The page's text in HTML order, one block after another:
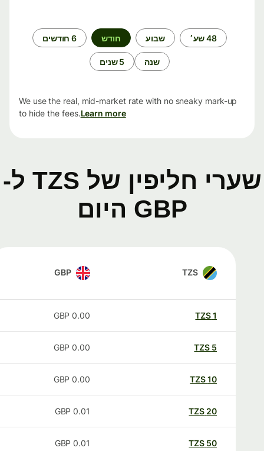
48 שע׳ שבוע חודש 6 חודשים
שנה 5 שנים
We use the real, mid-market rate with no sneaky mark-up
to hide the fees.Learn more
שערי חליפין של TZS ל-
GBP היום
TZS
GBP
TZS
0.00
GBP
TZS
0.00
GBP
TZS
0.00
GBP
20
TZS
0.01
GBP
50
TZS
0.01
GBP